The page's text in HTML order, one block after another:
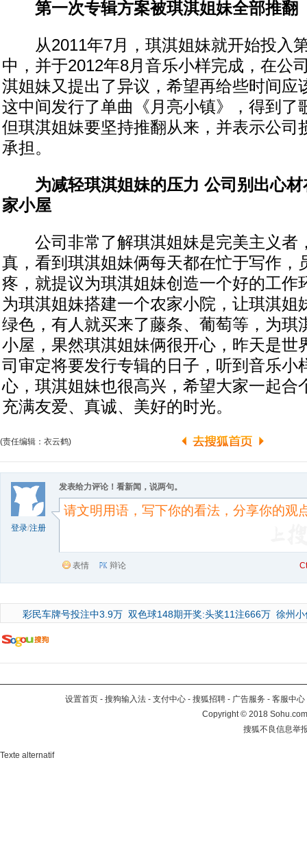
第一次专辑方案被琪淇姐妹全部推翻
从2011年7月，琪淇姐妹就开始投入
中，并于2012年8月音乐小样完成，在公
淇姐妹又提出了异议，希望再给些时间应
这中间发行了单曲《月亮小镇》，得到了
但琪淇姐妹要坚持推翻从来，并表示公司
承担。
为减轻琪淇姐妹的压力 公司别出心
家小屋
公司非常了解琪淇姐妹是完美主义者
真，看到琪淇姐妹俩每天都在忙于写作，
疼，就提议为琪淇姐妹创造一个好的工作
为琪淇姐妹搭建一个农家小院，让琪淇姐
绿色，有人就买来了藤条、葡萄等，为琪
小屋，果然琪淇姐妹俩很开心，昨天是世
司审定将要发行专辑的日子，听到音乐小
心，琪淇姐妹也很高兴，希望大家一起合
充满友爱、真诚、美好的时光。
(责任编辑：衣云鹤)
登录/注册
发表给力评论！看新闻，说两句。
表情 辩论
彩民车牌号投注中3.9万 双色球148期开奖:头奖11注666万 徐州
设置首页 - 搜狗输入法 - 支付中心 - 搜狐招聘 - 广告服务 - 客服中心
Copyright©2018
搜狐不良信息举
Texte alternatif